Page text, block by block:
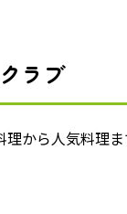
ラブ
から人気料理